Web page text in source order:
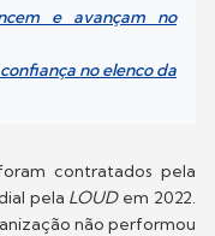
e avançam no
no elenco da
contratados pela
pela LOUD em 2022.
não performou